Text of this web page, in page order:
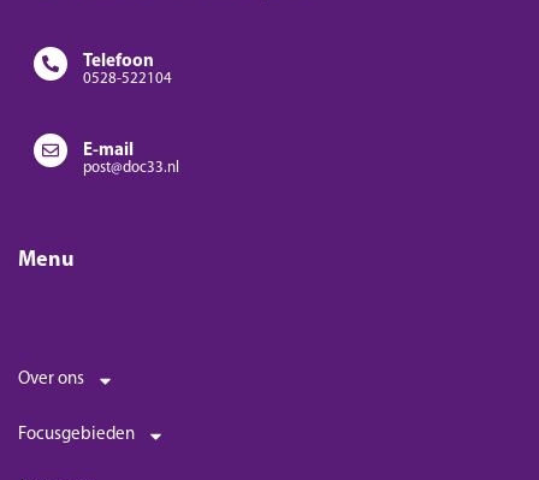
Telefoon
0528-522104
E-mail
post@doc33.nl
Menu
Over ons
Focusgebieden